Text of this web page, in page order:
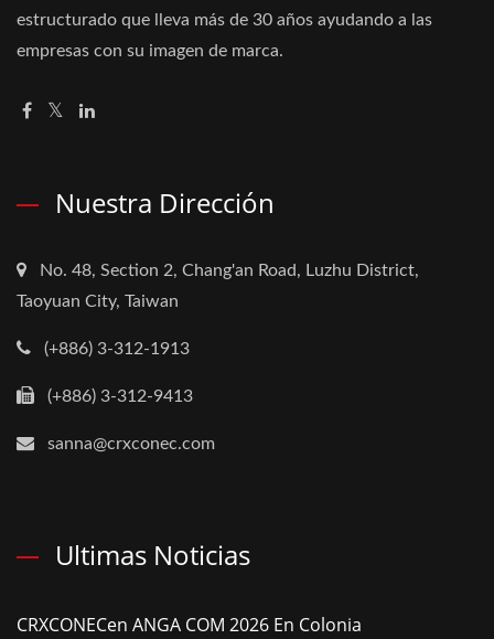
estructurado que lleva más de 30 años ayudando a las
empresas con su imagen de marca.
Nuestra Dirección
No. 48, Section 2, Chang'an Road, Luzhu District,
Taoyuan City, Taiwan
(+886) 3-312-1913
(+886) 3-312-9413
sanna@crxconec.com
Ultimas Noticias
CRXCONECen ANGA COM 2026 En Colonia